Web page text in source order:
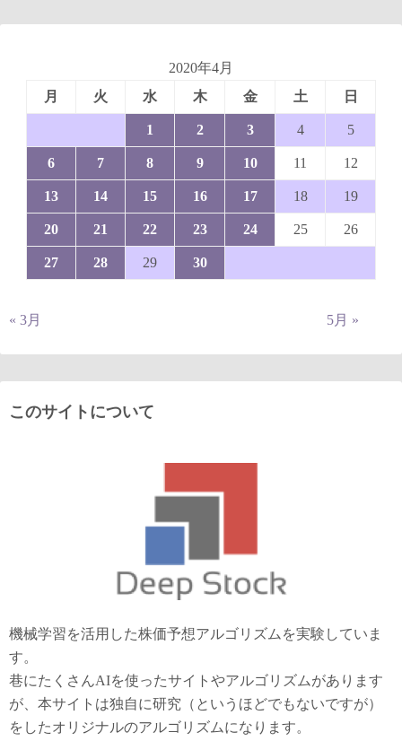
2020年4月
月
火 水 木 金 土 日
1 2 3 4 5
6 7 8 9 10 11 12
13 14 15 16 17 18 19
20 21 22 23 24 25 26
27 28 29 30
« 3月 5月 »
このサイトについて
機械学習を活用した株価予想アルゴリズムを実験していま
す。
巷にたくさんAIを使ったサイトやアルゴリズムがあります
が、本サイトは独自に研究（というほどでもないですが）
をしたオリジナルのアルゴリズムになります。